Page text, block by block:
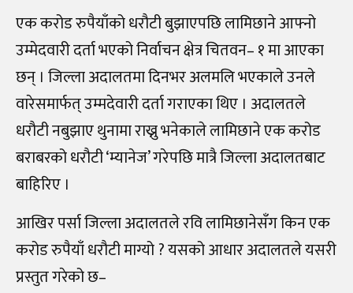
एक करोड रुपैयाँको धरौटी बुझाएपछि लामिछाने आफ्नो
उम्मेदवारी दर्ता भएको निर्वाचन क्षेत्र चितवन– १ मा आएका
छन् । जिल्ला अदालतमा दिनभर अलमलि भएकाले उनले
वारेसमार्फत् उम्मदेवारी दर्ता गराएका थिए । अदालतले
धरौटी नबुझाए थुनामा राख्नु भनेकाले लामिछाने एक करोड
बराबरको धरौटी ‘म्यानेज’ गरेपछि मात्रै जिल्ला अदालतबाट
बाहिरिए ।
आखिर पर्सा जिल्ला अदालतले रवि लामिछानेसँग किन एक
करोड रुपैयाँ धरौटी माग्यो ? यसको आधार अदालतले यसरी
प्रस्तुत गरेको छ–